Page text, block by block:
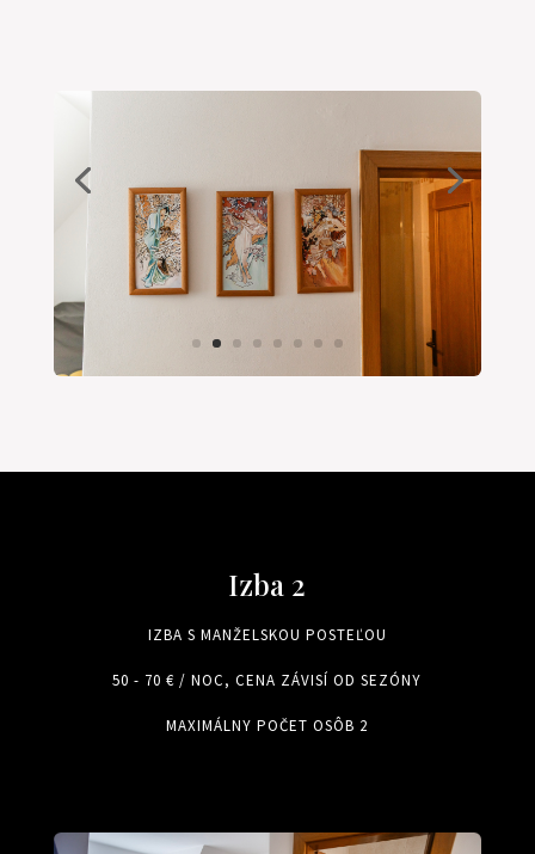
Izba 2
IZBA S MANŽELSKOU POSTEĽOU
50 - 70 € / NOC, CENA ZÁVISÍ OD SEZÓNY
MAXIMÁLNY POČET OSÔB 2